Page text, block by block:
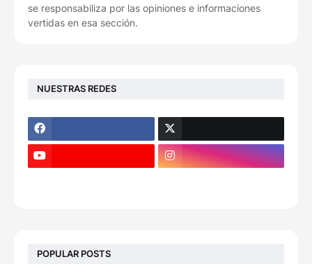
se responsabiliza por las opiniones e informaciones
vertidas en esa sección.
NUESTRAS REDES
POPULAR POSTS